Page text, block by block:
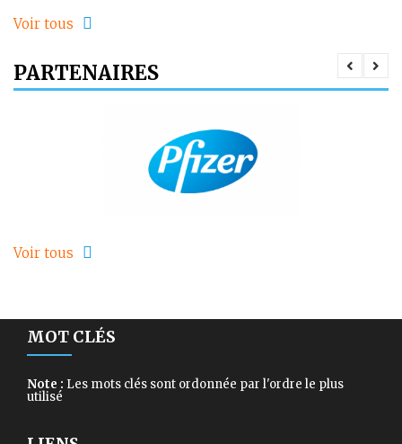
Voir tous
PARTENAIRES
Voir tous
MOT CLÉS
Note : Les mots clés sont ordonnée par l'ordre le plus
utilisé